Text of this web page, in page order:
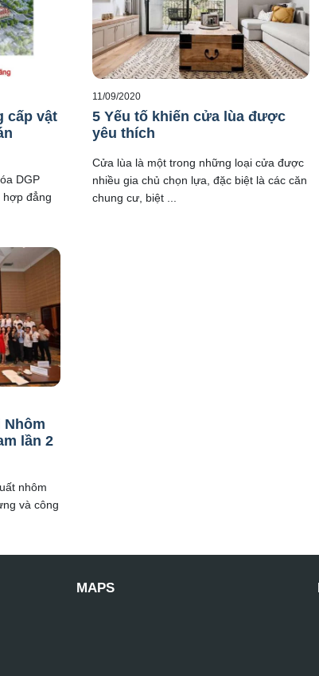
cấp vật
DGP
hợp đẳng
11/09/2020
5 Yếu tố khiến cửa lùa được
yêu thích
Cửa lùa là một trong những loại cửa được
nhiều gia chủ chọn lựa, đặc biệt là các căn
chung cư, biệt ...
Nhôm
lần 2
nhôm
và công
MAPS